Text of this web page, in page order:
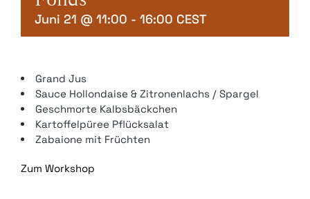
Juni 21 @ 11:00 - 16:00 CEST
Grand Jus
Sauce Hollondaise & Zitronenlachs / Spargel
Geschmorte Kalbsbäckchen
Kartoffelpüree Pflücksalat
Zabaione mit Früchten
Zum Workshop